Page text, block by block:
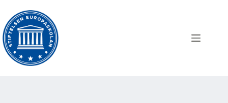
innehåll